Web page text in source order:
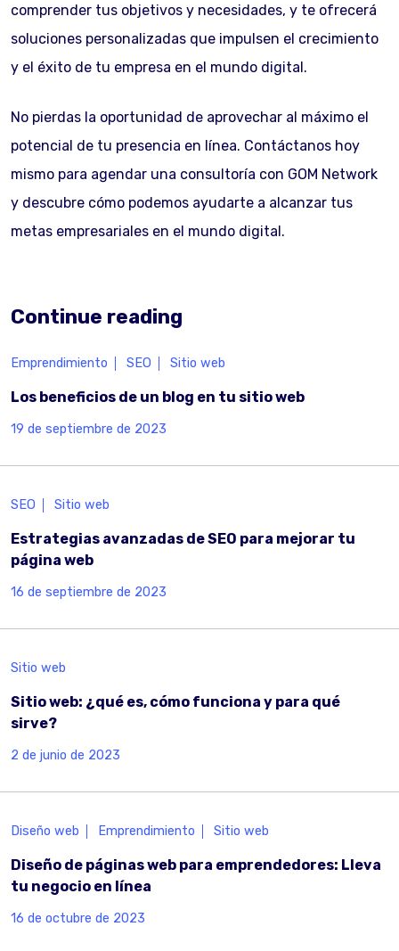
comprender tus objetivos y necesidades, y te ofrecerá
soluciones personalizadas que impulsen el crecimiento
y el éxito de tu empresa en el mundo digital.
No pierdas la oportunidad de aprovechar al máximo el
potencial de tu presencia en línea. Contáctanos hoy
mismo para agendar una consultoría con GOM Network
y descubre cómo podemos ayudarte a alcanzar tus
metas empresariales en el mundo digital.
Continue reading
Emprendimiento SEO Sitio web
Los beneficios de un blog en tu sitio web
19 de septiembre de 2023
SEO Sitio web
Estrategias avanzadas de SEO para mejorar tu
página web
16 de septiembre de 2023
Sitio web
Sitio web: ¿qué es, cómo funciona y para qué
sirve?
2 de junio de 2023
Diseño web Emprendimiento Sitio web
Diseño de páginas web para emprendedores: Lleva
tu negocio en línea
16 de octubre de 2023